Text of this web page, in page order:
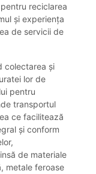
reciclarea
și experiența
de servicii de
colectarea și
lor de
pentru
transportul
ce facilitează
și conform
de materiale
metale feroase